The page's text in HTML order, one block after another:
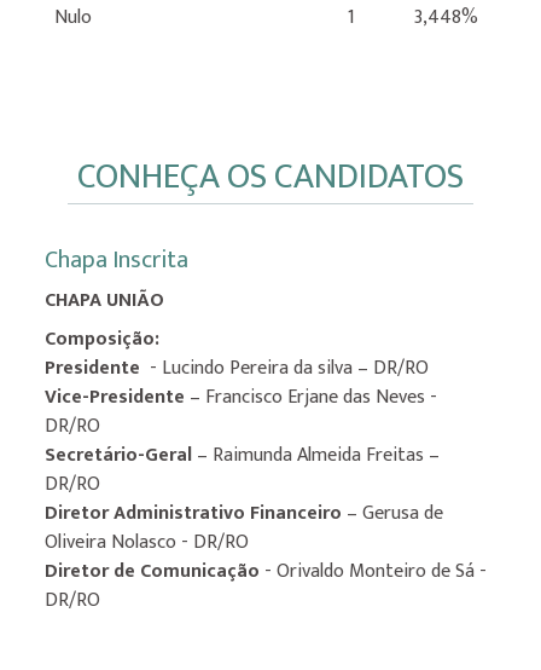
Nulo
1 3,448%
CONHEÇA OS CANDIDATOS
Chapa Inscrita
CHAPA UNIÃO
Composição:
Presidente - Lucindo Pereira da silva – DR/RO
Vice-Presidente – Francisco Erjane das Neves -
DR/RO
Secretário-Geral– Raimunda Almeida Freitas –
DR/RO
Diretor Administrativo Financeiro – Gerusa de
Oliveira Nolasco - DR/RO
Diretor de Comunicação - Orivaldo Monteiro de Sá -
DR/RO